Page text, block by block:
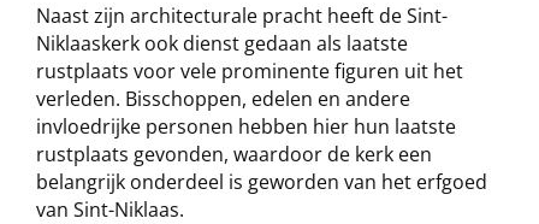
Naast zijn architecturale pracht heeft de Sint-
Niklaaskerk ook dienst gedaan als laatste
rustplaats voor vele prominente figuren uit het
verleden. Bisschoppen, edelen en andere
invloedrijke personen hebben hier hun laatste
rustplaats gevonden, waardoor de kerk een
belangrijk onderdeel is geworden van het erfgoed
van Sint-Niklaas.